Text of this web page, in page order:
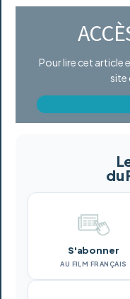
Pour lire cet article
site
du
S'abonner
AU FILM FRANÇAIS